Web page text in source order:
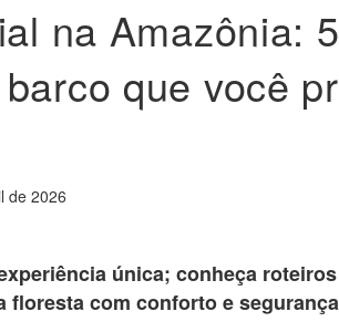
na Amazônia: 5
que você
de 2026
única; conheça
floresta com conforto e